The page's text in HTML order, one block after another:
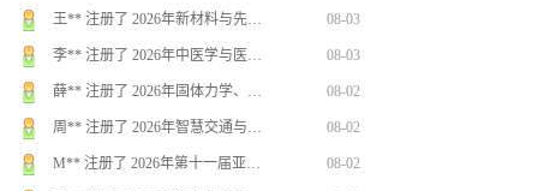
08-03
王** 注册了 2026年新材料与先…
08-03
李** 注册了 2026年中医学与医…
08-02
薛** 注册了 2026年固体力学、…
08-02
周** 注册了 2026年智慧交通与…
08-02
M** 注册了 2026年第十一届亚…